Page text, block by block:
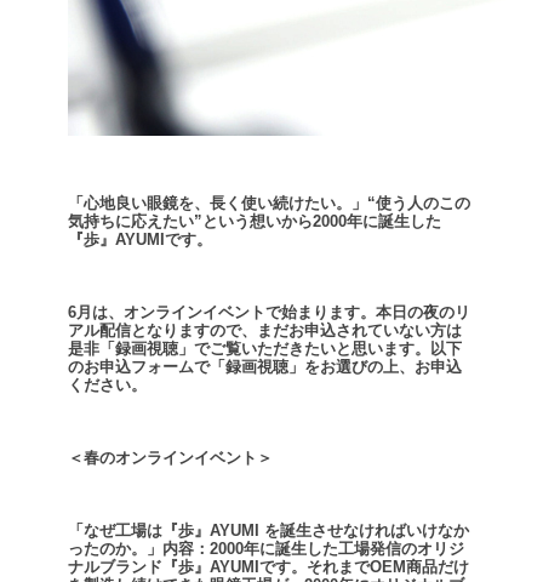
「心地良い眼鏡を、長く使い続けたい。」 “使う人のこの
気持ちに応えたい”という想いから2000年に誕生した
『歩』AYUMIです。
6月は、オンラインイベントで始まります。 本日の夜のリ
アル配信となりますので、まだお申込されていない方は
是非「録画視聴」でご覧いただきたいと思います。 以下
のお申込フォームで「録画視聴」をお選びの上、お申込
ください。
＜春のオンラインイベント＞
「なぜ工場は『歩』AYUMI を誕生させなければいけなか
ったのか。」 内容：2000年に誕生した工場発信のオリジ
ナルブランド『歩』AYUMIです。 それまでOEM商品だけ